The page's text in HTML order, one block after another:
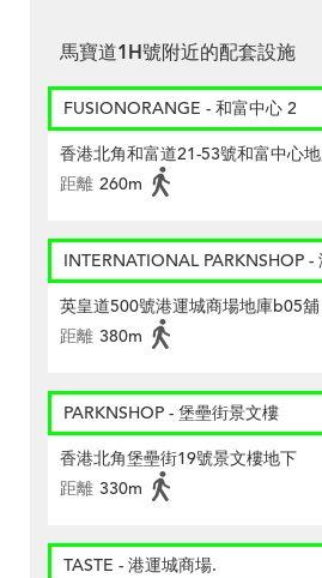
馬寶道1H號附近的配套設施
FUSIONORANGE - 和富中心 2
香港北角和富道21-53號和富中心
距離 260m
INTERNATIONAL PARKNSHOP -
英皇道500號港運城商場地庫b05舖
距離 380m
PARKNSHOP - 堡壘街景文樓
香港北角堡壘街19號景文樓地下
距離 330m
TASTE - 港運城商場.